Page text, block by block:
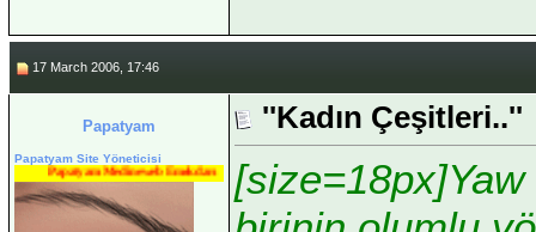
17 March 2006, 17:46
Papatyam
Papatyam Site Yöneticisi
Papatyam Medineweb Emekdarı
''Kadın Çeşitleri..''